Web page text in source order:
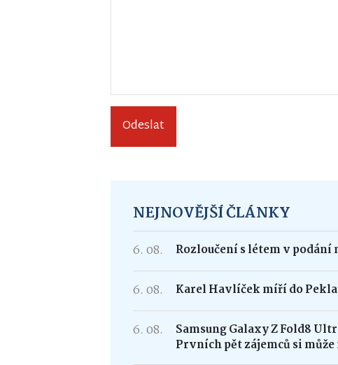
Odeslat
NEJNOVĚJŠÍ ČLÁNKY
6. 08. Rozloučení s létem v
6. 08. Karel Havlíček míří do
6. 08.
Samsung Galaxy Z Fold8
Prvních pět zájemců si